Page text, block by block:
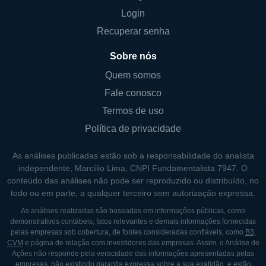
abordagem ao atendimento ao cliente, onde
a satisfação do cliente é uma prioridade. A
Outra área em que o RBB Bank se destaca é
social. O banco envolve-se com a
comunidade através de várias iniciativas,
incluindo apoio a eventos locais e
organizações sem fins lucrativos que
atendem a comunidades carentes. Essa
interação com a comunidade não só
fortalece a marca do banco, mas também
contribui para um ambiente econômico mais
Login
Recuperar senha
Sobre nós
Quem somos
Fale conosco
Termos de uso
Política de privacidade
As análises publicadas estão sob a responsabilidade do analista
independente, Marcílio Lima, CNPI Fundamentalista 7947. O
conteúdo das análises não pode ser reproduzido ou distribuído, no
todo ou em parte, a qualquer terceiro sem autorização expressa.
As análises realizadas são baseadas em informações públicas, como
demonstrativos contábeis, fatos relevantes e demais informações fornecidas
pelas empresas sob cobertura, de fontes consideradas confiáveis, como B3,
CVM e página de relação com investidores das empresas. Assim, o Análise de
Ações não responde pela veracidade das informações apresentadas pelas
empresas, não existindo garantia expressa sobre a sua exatidão, e estão